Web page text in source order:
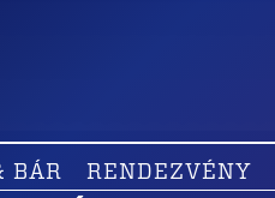
BÁR RENDEZVÉNY